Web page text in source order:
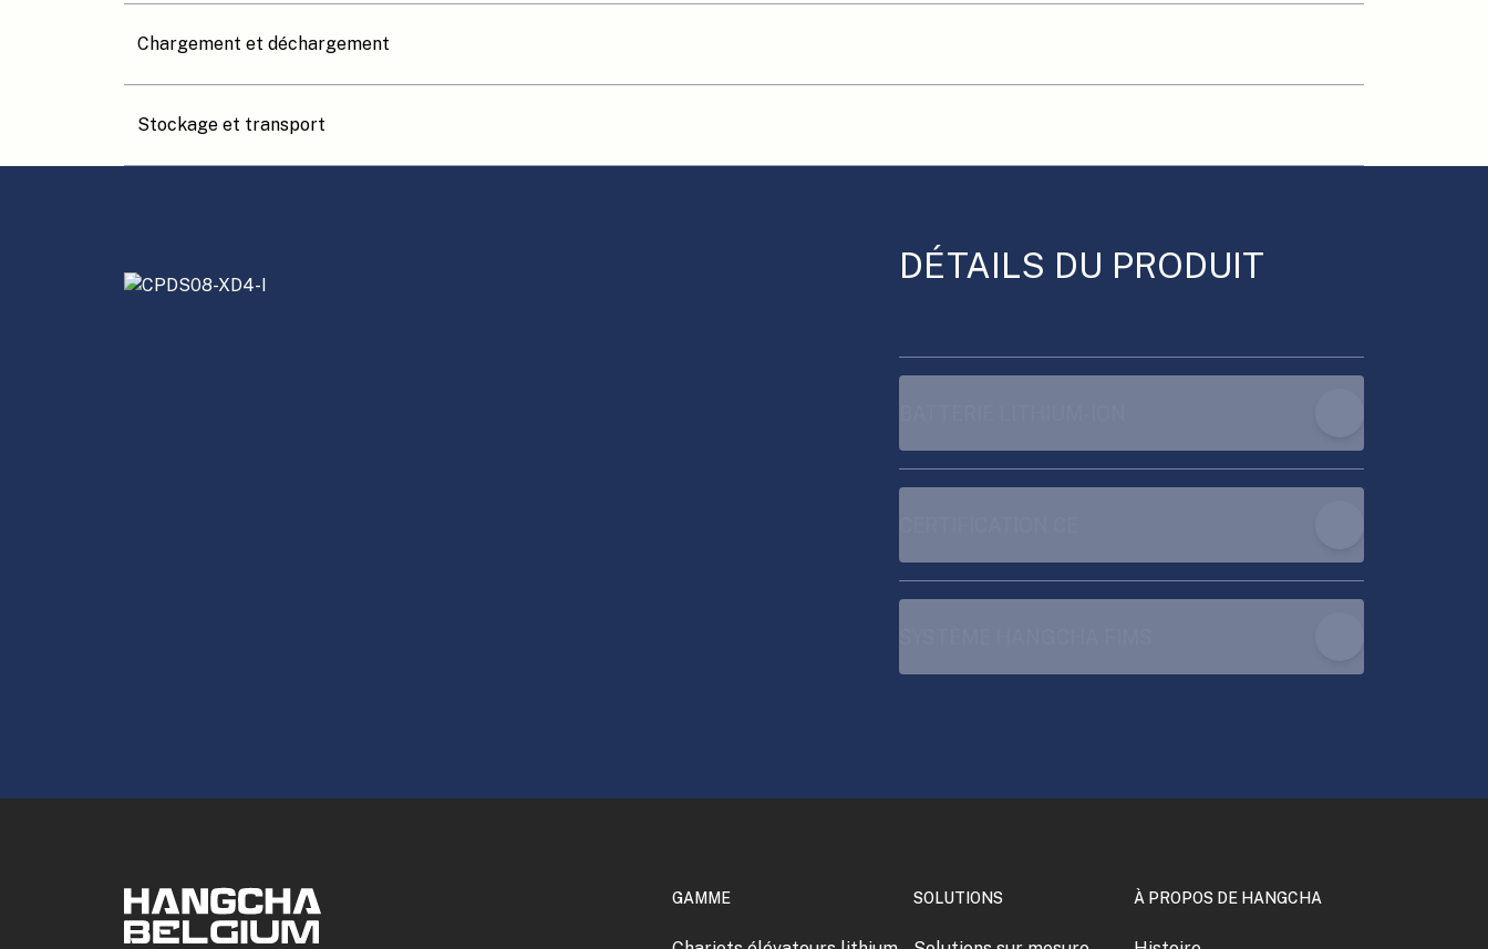
Chargement et déchargement
Stockage et transport
DÉTAILS DU PRODUIT
GAMME SOLUTIONS À PROPOS DE HANGCHA